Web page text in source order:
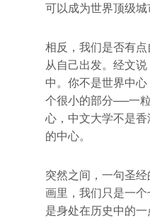
可以成为世界顶级城
相反，我们是否有
从自己出发。经文
中。你不是世界中
个很小的部分──一
心，中文大学不是
的中心。
突然之间，一句圣
画里，我们只是一
是身处在历史中的